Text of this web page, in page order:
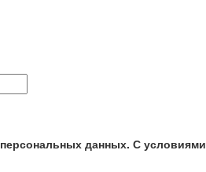
данных. С условиями